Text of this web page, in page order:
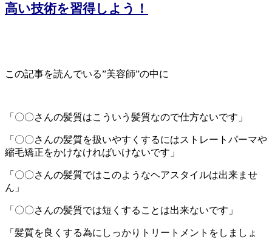
高い技術を習得しよう！
この記事を読んでいる”美容師”の中に
「〇〇さんの髪質はこういう髪質なので仕方ないです」
「〇〇さんの髪質を扱いやすくするにはストレートパーマや
縮毛矯正をかけなければいけないです」
「〇〇さんの髪質ではこのようなヘアスタイルは出来ませ
ん」
「〇〇さんの髪質では短くすることは出来ないです」
「髪質を良くする為にしっかりトリートメントをしましょ